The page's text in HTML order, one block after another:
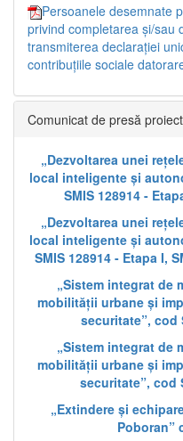
Persoanele desemnate
privind completarea și/sau
transmiterea declarației
contribuțiile sociale
Comunicat de presă
„Dezvoltarea unei
local inteligente și
SMIS 128914 -
„Dezvoltarea unei
local inteligente și
SMIS 128914 - Etapa I,
„Sistem integrat de
mobilității urbane și
securitate”, cod
„Sistem integrat de
mobilității urbane și
securitate”, cod
„Extindere și
Poboran”